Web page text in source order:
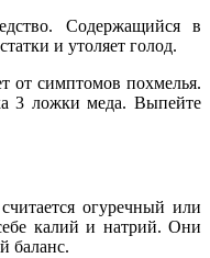
Содержащийся в
и утоляет голод.
от симптомов похмелья.
3 ложки меда. Выпейте
огуречный или
калий и натрий. Они
баланс.